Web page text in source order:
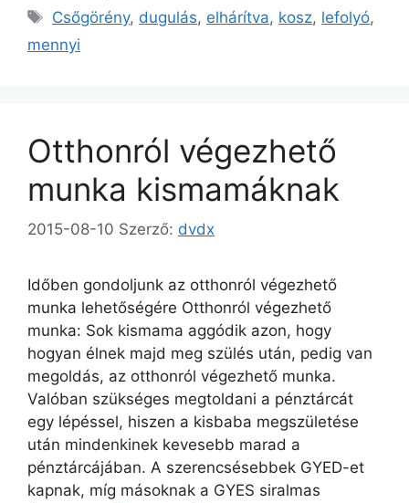
Címkék
Csőgörény, dugulás, elhárítva, kosz, lefolyó,
mennyi
Otthonról végezhető
munka kismamáknak
2015-08-10 Szerző: dvdx
Időben gondoljunk az otthonról végezhető
munka lehetőségére Otthonról végezhető
munka: Sok kismama aggódik azon, hogy
hogyan élnek majd meg szülés után, pedig van
megoldás, az otthonról végezhető munka.
Valóban szükséges megtoldani a pénztárcát
egy lépéssel, hiszen a kisbaba megszületése
után mindenkinek kevesebb marad a
pénztárcájában. A szerencsésebbek GYED-et
kapnak, míg másoknak a GYES siralmas